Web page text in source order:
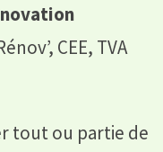
CEE, TVA
tout ou partie de